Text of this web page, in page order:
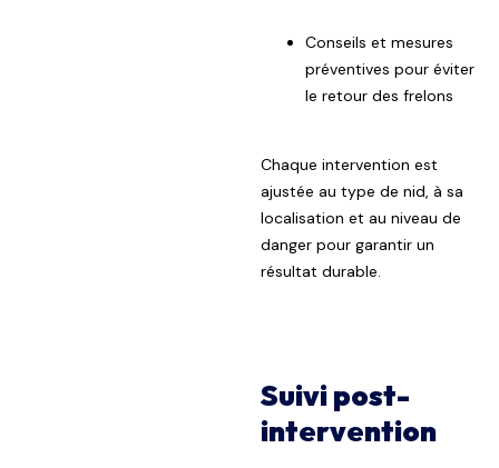
Conseils et mesures
préventives pour éviter
le retour des frelons
Chaque intervention est
ajustée au type de nid, à sa
localisation et au niveau de
danger pour garantir un
résultat durable.
Suivi post-
intervention